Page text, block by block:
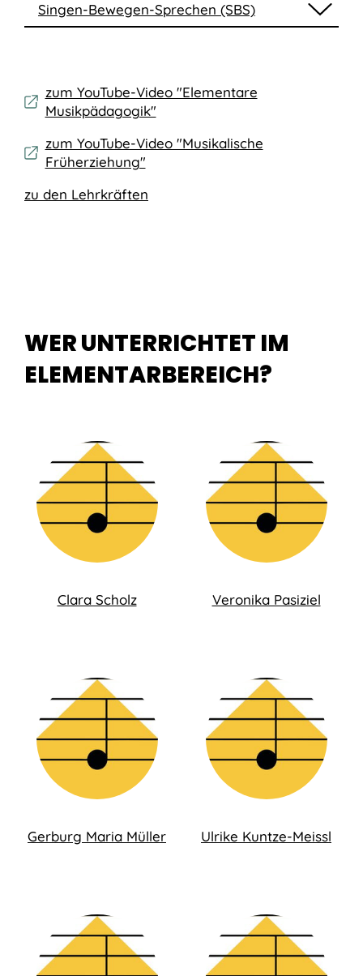
Singen-Bewegen-Sprechen (SBS)
zum YouTube-Video "Elementare
Musikpädagogik"
zum YouTube-Video "Musikalische
Früherziehung"
zu den Lehrkräften
WER UNTERRICHTET IM
ELEMENTARBEREICH?
Clara Scholz Veronika Pasiziel
Gerburg Maria Müller Ulrike Kuntze-Meissl